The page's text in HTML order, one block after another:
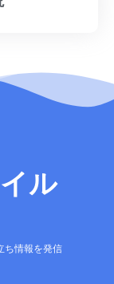
ル
ち情報を発信